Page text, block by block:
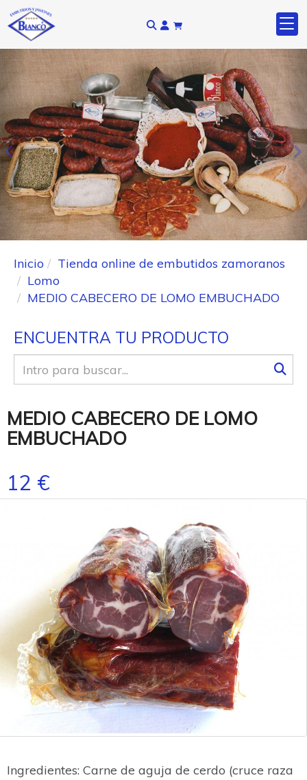
Anterior
Inicio
Tienda online de embutidos zamoranos
Lomo
MEDIO CABECERO DE LOMO EMBUCHADO
ENCUENTRA TU PRODUCTO
MEDIO CABECERO DE LOMO
EMBUCHADO
12 €
Ingredientes: Carne de aguja de cerdo (cruce raza